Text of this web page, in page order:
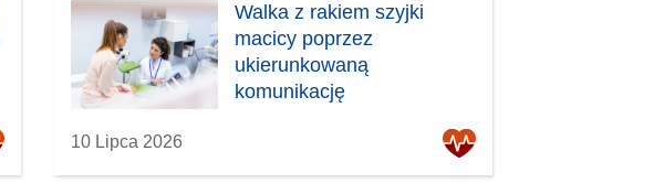
y
m
o
k
i
e
Walka z rakiem szyjki
macicy poprzez
ukierunkowaną
komunikację
10 Lipca 2026